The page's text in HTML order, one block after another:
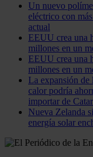
Un nuevo
eléctrico con
actual
EEUU crea una
millones en un
EEUU crea una
millones en un
La expansión de
calor podría
importar de
Nueva Zelanda
energía solar